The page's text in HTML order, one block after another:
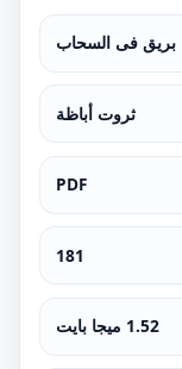
بريق فى السحاب
ثروت أباظة
PDF
181
1.52 ميجا بايت